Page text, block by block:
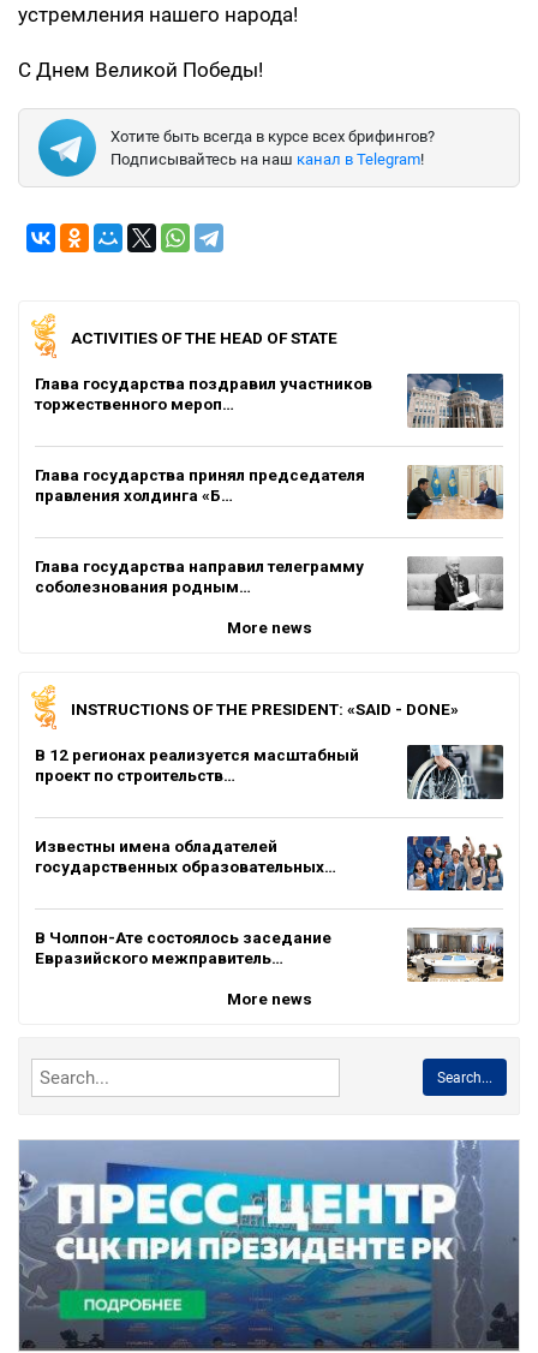
устремления нашего народа!
С Днем Великой Победы!
Хотите быть всегда в курсе всех брифингов?
Подписывайтесь на наш канал в Telegram!
ACTIVITIES OF THE HEAD OF STATE
Глава государства поздравил участников
торжественного мероп…
Глава государства принял председателя
правления холдинга «Б…
Глава государства направил телеграмму
соболезнования родным…
More news
INSTRUCTIONS OF THE PRESIDENT: «SAID - DONE»
В 12 регионах реализуется масштабный
проект по строительств…
Известны имена обладателей
государственных образовательных…
В Чолпон-Ате состоялось заседание
Евразийского межправитель…
More news
Search...